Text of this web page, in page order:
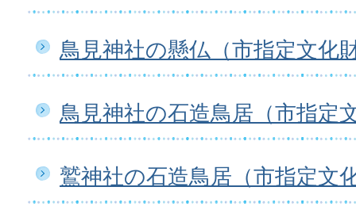
鳥見神社の懸仏（市指定文化
鳥見神社の石造鳥居（市指定
鷲神社の石造鳥居（市指定文